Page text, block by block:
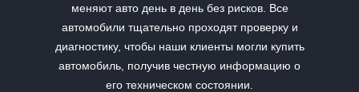
меняют авто день в день без рисков. Все
автомобили тщательно проходят проверку и
диагностику, чтобы наши клиенты могли купить
автомобиль, получив честную информацию о
его техническом состоянии.